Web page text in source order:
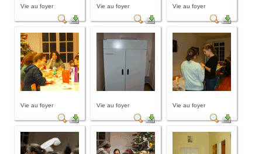
Vie au foyer Vie au foyer Vie au foyer
Vie au foyer Vie au foyer Vie au foyer